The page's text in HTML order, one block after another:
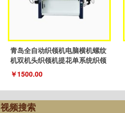
青岛全自动织领机电脑横机螺纹
机双机头织领机提花单系统织领
机
￥1500.00
视频搜索